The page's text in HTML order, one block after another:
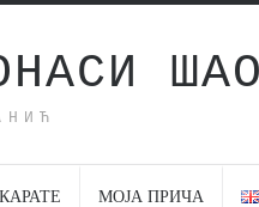
МОЈА ПРИЧА